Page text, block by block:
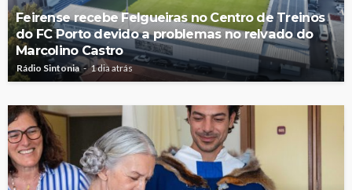
Feirense recebe Felgueiras no Centro de Treinos
do FC Porto devido a problemas no relvado do
Marcolino Castro
Rádio Sintonia 1 dia atrás